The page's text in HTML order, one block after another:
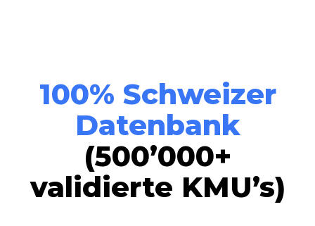
100% Schweizer
Datenbank
(500’000+
validierte KMU’s)